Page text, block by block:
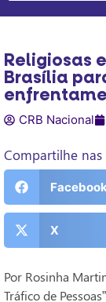
Religiosas
Brasília
CRB Nacional
Compartilhe nas
Facebook
X
Por Rosinha
Tráfico de